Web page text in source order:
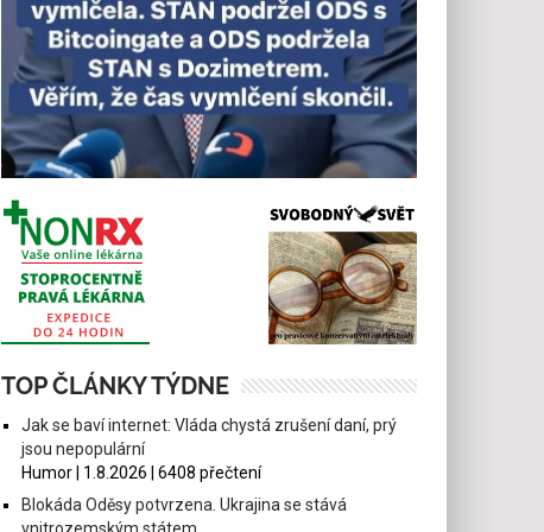
TOP ČLÁNKY TÝDNE
Jak se baví internet: Vláda chystá zrušení daní, prý
jsou nepopulární
Humor | 1.8.2026 | 6408 přečtení
Blokáda Oděsy potvrzena. Ukrajina se stává